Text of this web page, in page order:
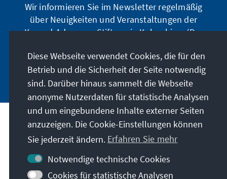
Wir informieren Sie im Newsletter regelmäßig
über Neuigkeiten und Veranstaltungen der
Konrad-Adenauer-Stiftung in Kolumbien. (Der
Jetzt abonnieren
Anschrift
Kontakt
Diese Webseite verwendet Cookies, die für den
Betrieb und die Sicherheit der Seite notwendig
sind. Darüber hinaus sammelt die Webseite
anonyme Nutzerdaten für statistische Analysen
und um eingebundene Inhalte externer Seiten
anzuzeigen. Die Cookie-Einstellungen können
Sie jederzeit ändern. Erfahren Sie mehr
Notwendige technische Cookies
Cookies für statistische Analysen